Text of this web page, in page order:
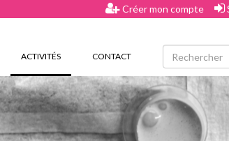
Créer mon compte
ACTIVITÉS(CURRENT)CONTACT